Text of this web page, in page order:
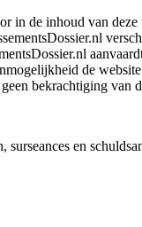
in de inhoud van
de
bekrachtiging van
surseances en